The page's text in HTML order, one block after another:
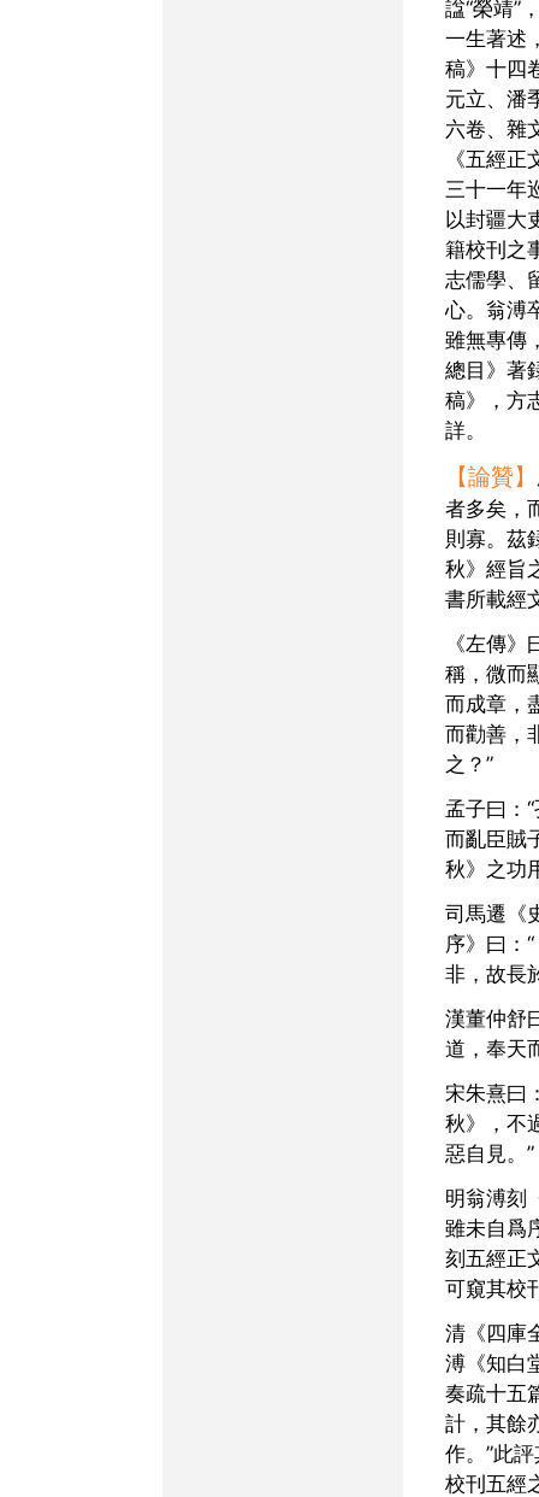
諡“榮靖”
一生著述
稿》十四
元立、潘
六卷、雜
《五經
三十一年
以封疆大
籍校刊之
志儒學、
心。翁溥
雖無專傳
總目》著
稿》，方
詳。
【論贊】
者多矣，
則寡。茲
秋》經旨
書所載經
《左傳》曰：“《春秋》之
稱，微而
而成章，
而勸善，
之？”
孟子曰：“孔子成《春秋》
而亂臣賊
秋》之功
司馬遷《史記·太史公自
序》曰：
非，故長
漢董仲舒曰：“《春秋》之
道，奉天
宋朱熹曰：“聖人作《春
秋》，不
惡自見。”
明翁溥刻《五經正文》，
雖未自爲
刻五經正
可窺其校
清《四庫全書總目》評翁
溥《知白
奏疏十五
計，其餘
作。”此
校刊五經